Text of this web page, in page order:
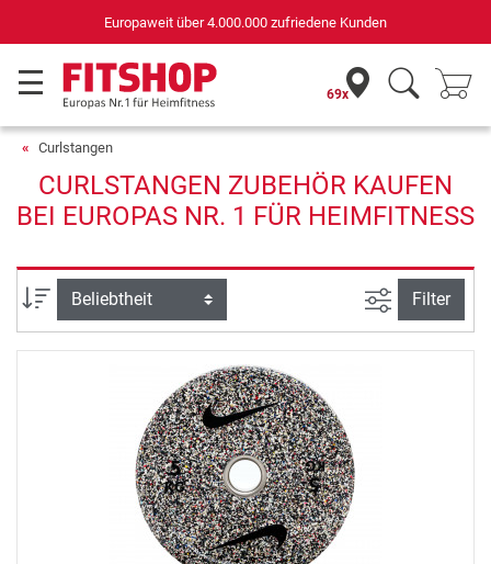
Europaweit über 4.000.000 zufriedene Kunden
69x
Curlstangen
CURLSTANGEN ZUBEHÖR KAUFEN
BEI EUROPAS NR. 1 FÜR HEIMFITNESS
Sortierung Ansicht
Filter